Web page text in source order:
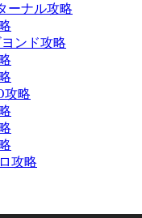
ーナル攻略
ンド攻略
攻略
攻略